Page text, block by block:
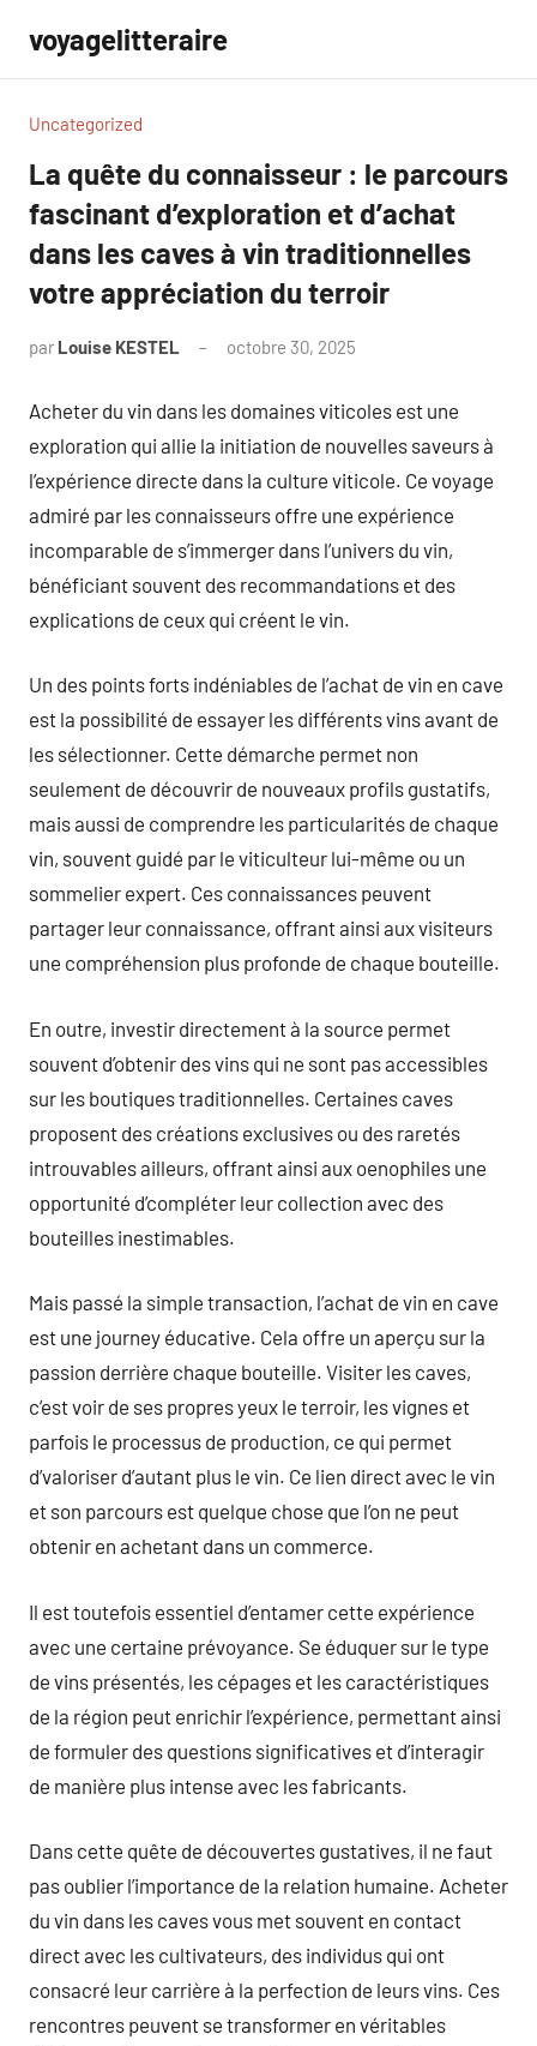
contenu
voyagelitteraire
Uncategorized
La quête du connaisseur : le parcours
fascinant d’exploration et d’achat
dans les caves à vin traditionnelles
votre appréciation du terroir
par Louise KESTEL octobre 30, 2025
Acheter du vin dans les domaines viticoles est une
exploration qui allie la initiation de nouvelles saveurs à
l’expérience directe dans la culture viticole. Ce voyage
admiré par les connaisseurs offre une expérience
incomparable de s’immerger dans l’univers du vin,
bénéficiant souvent des recommandations et des
explications de ceux qui créent le vin.
Un des points forts indéniables de l’achat de vin en cave
est la possibilité de essayer les différents vins avant de
les sélectionner. Cette démarche permet non
seulement de découvrir de nouveaux profils gustatifs,
mais aussi de comprendre les particularités de chaque
vin, souvent guidé par le viticulteur lui-même ou un
sommelier expert. Ces connaissances peuvent
partager leur connaissance, offrant ainsi aux visiteurs
une compréhension plus profonde de chaque bouteille.
En outre, investir directement à la source permet
souvent d’obtenir des vins qui ne sont pas accessibles
sur les boutiques traditionnelles. Certaines caves
proposent des créations exclusives ou des raretés
introuvables ailleurs, offrant ainsi aux oenophiles une
opportunité d’compléter leur collection avec des
bouteilles inestimables.
Mais passé la simple transaction, l’achat de vin en cave
est une journey éducative. Cela offre un aperçu sur la
passion derrière chaque bouteille. Visiter les caves,
c’est voir de ses propres yeux le terroir, les vignes et
parfois le processus de production, ce qui permet
d’valoriser d’autant plus le vin. Ce lien direct avec le vin
et son parcours est quelque chose que l’on ne peut
obtenir en achetant dans un commerce.
Il est toutefois essentiel d’entamer cette expérience
avec une certaine prévoyance. Se éduquer sur le type
de vins présentés, les cépages et les caractéristiques
de la région peut enrichir l’expérience, permettant ainsi
de formuler des questions significatives et d’interagir
de manière plus intense avec les fabricants.
Dans cette quête de découvertes gustatives, il ne faut
pas oublier l’importance de la relation humaine. Acheter
du vin dans les caves vous met souvent en contact
direct avec les cultivateurs, des individus qui ont
consacré leur carrière à la perfection de leurs vins. Ces
rencontres peuvent se transformer en véritables